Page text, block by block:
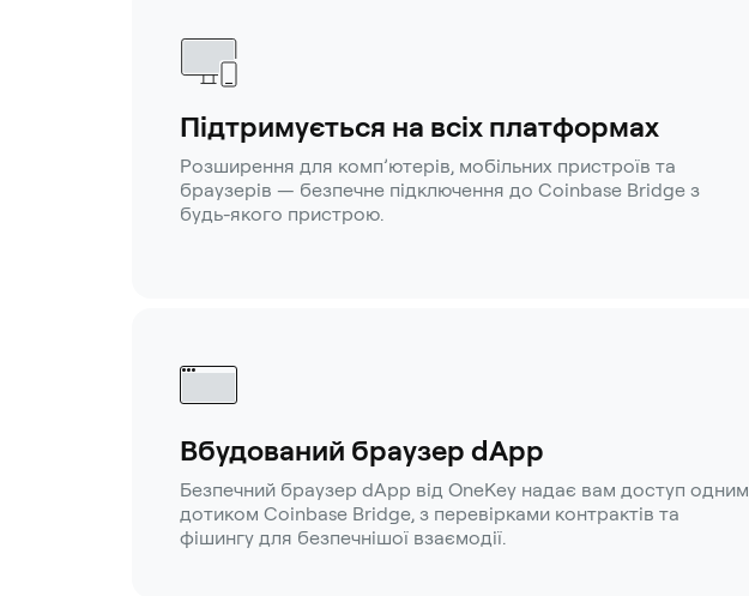
Підтримується на всіх платформах
Розширення для комп’ютерів, мобільних пристроїв та
браузерів — безпечне підключення до Coinbase Bridge з
будь-якого пристрою.
Вбудований браузер dApp
Безпечний браузер dApp від OneKey надає вам доступ одним
дотиком Coinbase Bridge, з перевірками контрактів та
фішингу для безпечнішої взаємодії.